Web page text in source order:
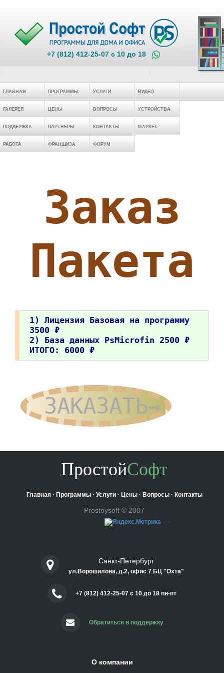
+7 (812) 412-25-07 c 10 до 18
ГЛАВНАЯ ПРОГРАММЫ УСЛУГИ ВИДЕО
ГАЛЕРЕЯ ЦЕНЫ ВОПРОСЫ УСТРОЙСТВА
ПОДДЕРЖКА ПАРТНЕРЫ КОНТАКТЫ МАРКЕТ
РАБОТА ФРАНШИЗА ФОРУМ
Заказ
Пакета
1) Лицензия Базовая на программу
3500 ₽
2) База данных PsMicrofin 2500 ₽
ИТОГО: 6000 ₽
ЗАКАЗАТЬ→
ПростойСофт
Главная· Программы· Услуги· Цены· Вопросы· Контакты
Prostoysoft © 2007
Санкт-Петербург
ул.Ворошилова, д.2, офис 7 БЦ "Охта"
+7 (812) 412-25-07 c 10 до 18 пн-пт
Обратиться в поддержку
О компании